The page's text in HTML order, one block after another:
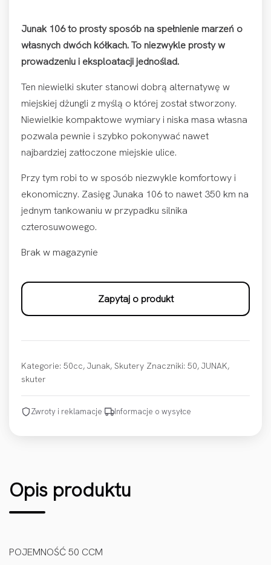
Junak 106 to prosty sposób na spełnienie marzeń o
własnych dwóch kółkach. To niezwykle prosty w
prowadzeniu i eksploatacji jednoślad.
Ten niewielki skuter stanowi dobrą alternatywę w
miejskiej dżungli z myślą o której został stworzony.
Niewielkie kompaktowe wymiary i niska masa własna
pozwala pewnie i szybko pokonywać nawet
najbardziej zatłoczone miejskie ulice.
Przy tym robi to w sposób niezwykle komfortowy i
ekonomiczny. Zasięg Junaka 106 to nawet 350 km na
jednym tankowaniu w przypadku silnika
czterosuwowego.
Brak w magazynie
Zapytaj o produkt
Kategorie: 50cc, Junak, Skutery Znaczniki: 50, JUNAK,
skuter
Zwroty i reklamacje· Informacje o wysyłce
Opis produktu
POJEMNOŚĆ 50 CCM